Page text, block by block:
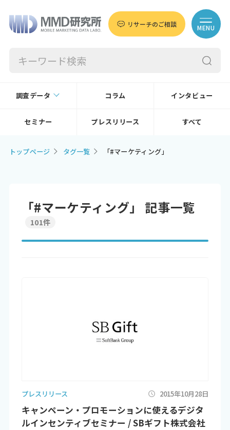
リサーチのご相談 MENU
調査データ コラム インタビュー
セミナー プレスリリース すべて
トップページ タグ一覧 「#マーケティング」
「#マーケティング」 記事一覧
101件
プレスリリース 2015年10月28日
キャンペーン・プロモーションに使えるデジタ
ルインセンティブセミナー / SBギフト株式会社